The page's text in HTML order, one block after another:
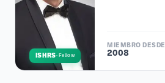
ISHRS· Fellow
MIEMBRO DESDE
2008